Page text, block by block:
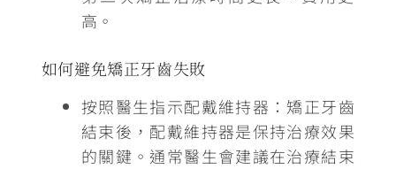
高 。
如何避免矯正牙齒失敗
按照醫生指示配戴維持器 ：矯正牙齒
結束後，配戴維持器是保持治療效果
的關鍵。通常醫生會建議在治療結束